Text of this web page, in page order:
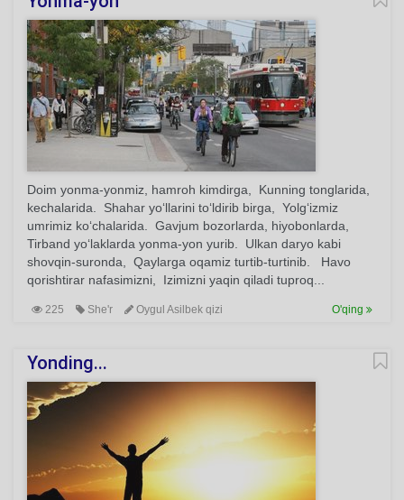
Doim yonma-yonmiz, hamroh kimdirga, Kunning tonglarida,
kechalarida. Shahar yo‘llarini to‘ldirib birga, Yolg‘izmiz
umrimiz ko‘chalarida. Gavjum bozorlarda, hiyobonlarda,
Tirband yo‘laklarda yonma-yon yurib. Ulkan daryo kabi
shovqin-suronda, Qaylarga oqamiz turtib-turtinib. Havo
qorishtirar nafasimizni, Izimizni yaqin qiladi tuproq...
225 She'r Oygul Asilbek qizi O'qing
Yonding...